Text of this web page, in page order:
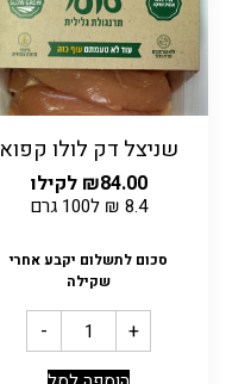
שניצל דק לולו קפוא
₪84.00 לקילו
8.4
₪ ל100 גרם
סכום לתשלום יקבע אחרי
שקילה
- +